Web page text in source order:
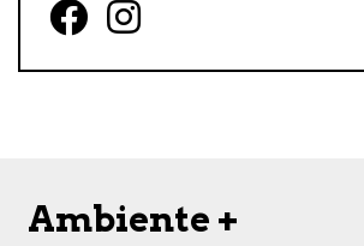
Follow us on
Follow us on
Ambiente +